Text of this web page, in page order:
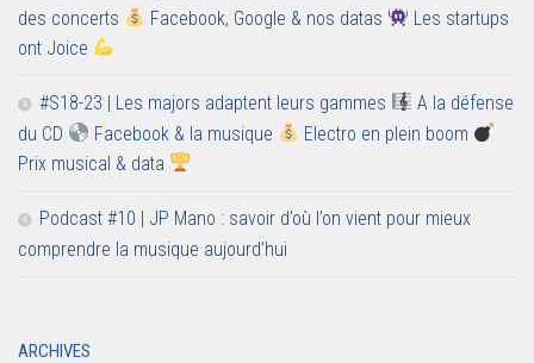
des concerts
Facebook, Google & nos datas
Les startups
ont Joice
#S18-23 | Les majors adaptent leurs gammes
A la défense
du CD
Facebook & la musique
Electro en plein boom
Prix musical & data
Podcast #10 | JP Mano : savoir d’où l’on vient pour mieux
comprendre la musique aujourd’hui
ARCHIVES